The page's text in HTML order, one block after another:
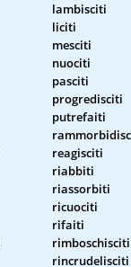
lambisciti
liciti
mesciti
nuociti
pasciti
progredisciti
putrefaiti
reagisciti
riabbiti
riassorbiti
ricuociti
rifaiti
rimboschisciti
rincrudelisciti